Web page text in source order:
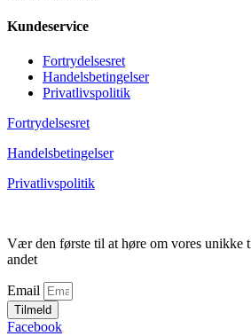
Kundeservice
Fortrydelsesret
Handelsbetingelser
Privatlivspolitik
Fortrydelsesret
Handelsbetingelser
Privatlivspolitik
Vær den første til at høre om vores unikke
andet
Email
Tilmeld
Facebook